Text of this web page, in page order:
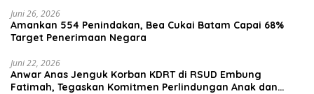
Juni 26, 2026
Amankan 554 Penindakan, Bea Cukai Batam Capai 68%
Target Penerimaan Negara
Juni 22, 2026
Anwar Anas Jenguk Korban KDRT di RSUD Embung
Fatimah, Tegaskan Komitmen Perlindungan Anak dan